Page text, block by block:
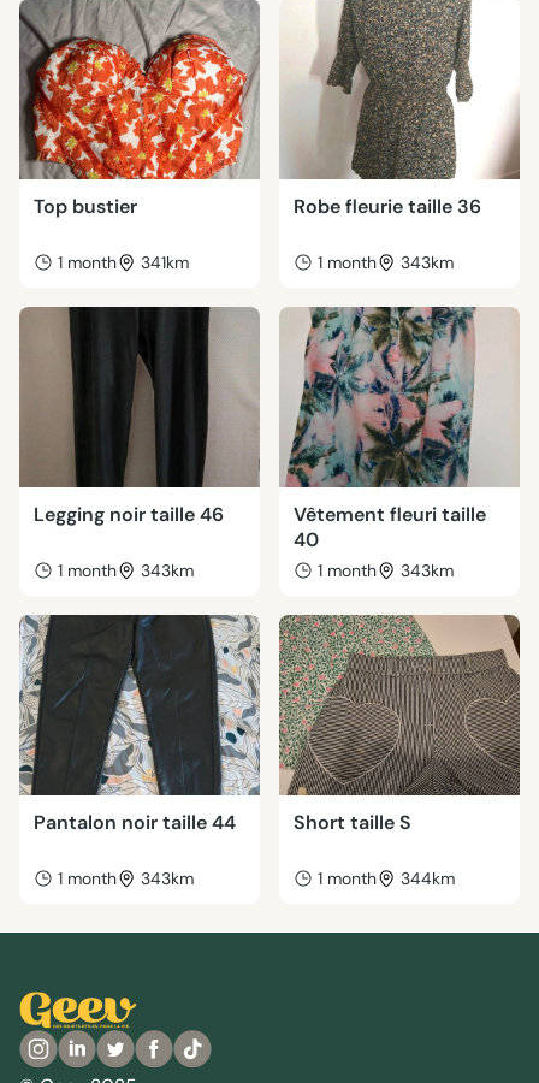
Top bustier
1 month 341km
Robe fleurie taille 36
1 month 343km
Legging noir taille 46
1 month 343km
Vêtement fleuri taille
40
1 month 343km
Pantalon noir taille 44
1 month 343km
Short taille S
1 month 344km